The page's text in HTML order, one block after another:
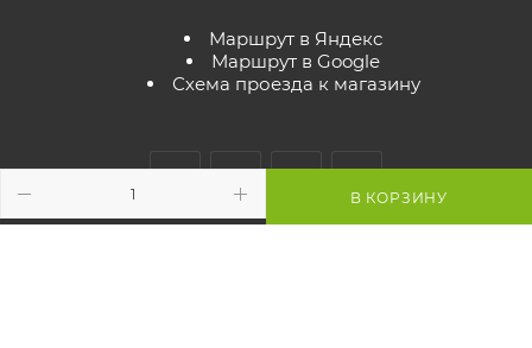
В КОРЗИНУ
Маршрут в Яндекс
Маршрут в Google
Схема проезда к магазину